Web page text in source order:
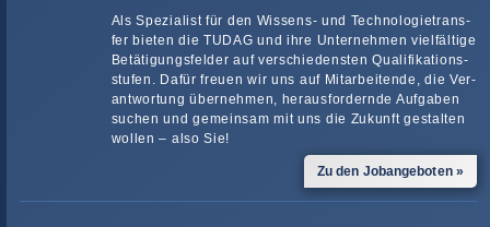
Als Spe­zia­list für den Wis­sens- und Tech­no­lo­gie­trans­
fer bie­ten die TUDAG und ihre Unter­neh­men viel­fäl­tige
Betä­ti­gungs­fel­der auf ver­schie­dens­ten Qua­li­fi­ka­ti­ons­
stu­fen. Dafür freuen wir uns auf Mit­ar­bei­tende, die Ver­
ant­wor­tung über­neh­men, her­aus­for­dernde Auf­ga­ben
suchen und gemein­sam mit uns die Zukunft gestal­ten
wol­len – also Sie!
Zu den Jobangeboten »